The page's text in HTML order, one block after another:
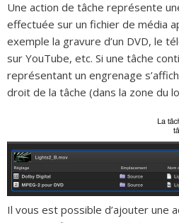
Une action de tâche représente
effectuée sur un fichier de média
exemple la gravure d’un DVD, le
sur YouTube, etc. Si une tâche
représentant un engrenage
droit de la tâche (dans la zone du
Il vous est possible d’ajouter une